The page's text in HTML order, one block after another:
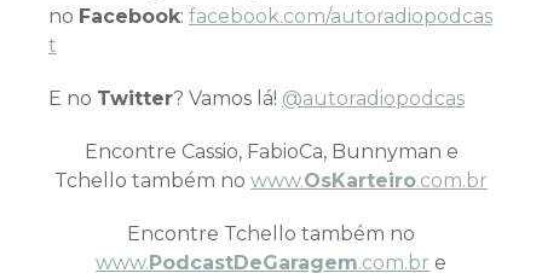
no Facebook: facebook.com/autoradiopodcas
t
E no Twitter? Vamos lá! @autoradiopodcas
Encontre Cassio, FabioCa, Bunnyman e
Tchello também no www.OsKarteiro.com.br
Encontre Tchello também no
www.PodcastDeGaragem.com.br e